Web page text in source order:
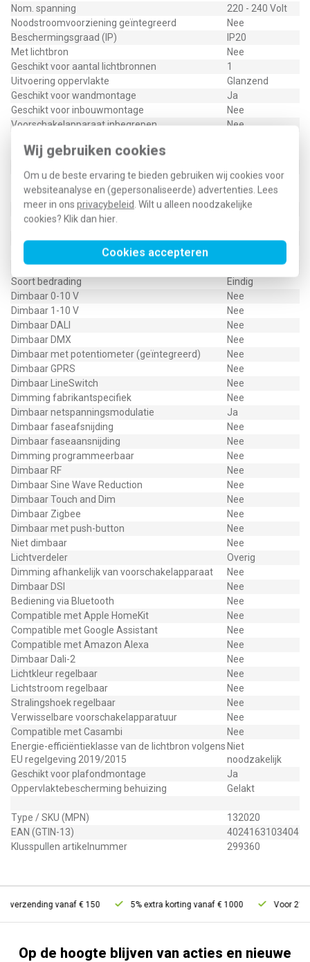
Wij gebruiken cookies
Om u de beste ervaring te bieden gebruiken wij cookies voor
websiteanalyse en (gepersonaliseerde) advertenties. Lees
meer in ons privacybeleid. Wilt u alleen noodzakelijke
cookies? Klik dan hier.
Cookies accepteren
Nom. spanning
220 - 240 Volt
Noodstroomvoorziening geïntegreerd
Nee
Beschermingsgraad (IP)
IP20
Met lichtbron
Nee
Geschikt voor aantal lichtbronnen
1
Uitvoering oppervlakte
Glanzend
Geschikt voor wandmontage
Ja
Geschikt voor inbouwmontage
Nee
Voorschakelapparaat inbegrepen
Nee
EN 12464-1
Type dimming
Modulatie
netspanning
Noodunit geïntegreerd
Nee
Max. systeemvermogen
Met luchtsleuven
Nee
Constante lichtstroom regeling
Met IFTTT ondersteuning
Nee
Soort bedrading
Eindig
Dimbaar 0-10 V
Nee
Dimbaar 1-10 V
Nee
Dimbaar DALI
Nee
Dimbaar DMX
Nee
Dimbaar met potentiometer (geïntegreerd)
Nee
Dimbaar GPRS
Nee
Dimbaar LineSwitch
Nee
Dimming fabrikantspecifiek
Nee
Dimbaar netspanningsmodulatie
Ja
Dimbaar faseafsnijding
Nee
Dimbaar faseaansnijding
Nee
Dimming programmeerbaar
Nee
Dimbaar RF
Nee
Dimbaar Sine Wave Reduction
Nee
Dimbaar Touch and Dim
Nee
Dimbaar Zigbee
Nee
Dimbaar met push-button
Nee
Niet dimbaar
Nee
Lichtverdeler
Overig
Dimming afhankelijk van voorschakelapparaat
Nee
Dimbaar DSI
Nee
Bediening via Bluetooth
Nee
Compatible met Apple HomeKit
Nee
Compatible met Google Assistant
Nee
Compatible met Amazon Alexa
Nee
Dimbaar Dali-2
Nee
Lichtkleur regelbaar
Nee
Lichtstroom regelbaar
Nee
Stralingshoek regelbaar
Nee
Verwisselbare voorschakelapparatuur
Nee
Compatible met Casambi
Nee
Energie-efficiëntieklasse van de lichtbron volgens
EU regelgeving 2019/2015
Niet
noodzakelijk
Geschikt voor plafondmontage
Ja
Oppervlaktebescherming behuizing
Gelakt
Type / SKU (MPN)
132020
EAN (GTIN-13)
4024163103404
Klusspullen artikelnummer
299360
vanaf € 150 5% extra korting vanaf € 1000 Voor 21u
Op de hoogte blijven van acties en nieuwe